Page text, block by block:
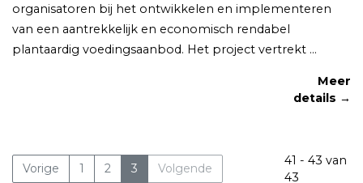
organisatoren bij het ontwikkelen en implementeren
van een aantrekkelijk en economisch rendabel
plantaardig voedingsaanbod. Het project vertrekt ...
Meer
details →
Vorige 1 2 3 Volgende
41 - 43 van
43